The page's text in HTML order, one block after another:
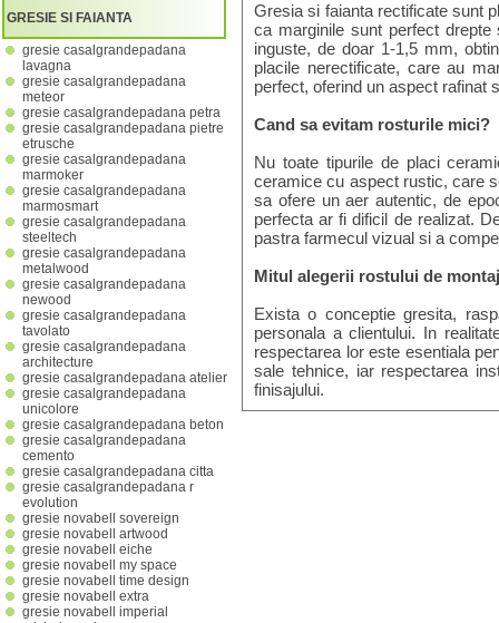
GRESIE SI FAIANTA
gresie casalgrandepadana
lavagna
gresie casalgrandepadana
meteor
gresie casalgrandepadana petra
gresie casalgrandepadana pietre
etrusche
gresie casalgrandepadana
marmoker
gresie casalgrandepadana
marmosmart
gresie casalgrandepadana
steeltech
gresie casalgrandepadana
metalwood
gresie casalgrandepadana
newood
gresie casalgrandepadana
tavolato
gresie casalgrandepadana
architecture
gresie casalgrandepadana atelier
gresie casalgrandepadana
unicolore
gresie casalgrandepadana beton
gresie casalgrandepadana
cemento
gresie casalgrandepadana citta
gresie casalgrandepadana r
evolution
gresie novabell sovereign
gresie novabell artwood
gresie novabell eiche
gresie novabell my space
gresie novabell time design
gresie novabell extra
gresie novabell imperial
Gresia si faianta rectificate sunt
ca marginile sunt perfect
inguste, de doar 1-1,5 mm,
placile nerectificate, care au
perfect, oferind un aspect rafinat
Cand sa evitam rosturile mici?
Nu toate tipurile de placi
ceramice cu aspect rustic, care
sa ofere un aer autentic, de
perfecta ar fi dificil de realizat.
pastra farmecul vizual si a
Mitul alegerii rostului de
Exista o conceptie gresita,
personala a clientului. In
respectarea lor este esentiala
sale tehnice, iar respectarea
finisajului.